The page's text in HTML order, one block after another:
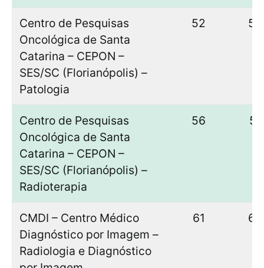
Centro de Pesquisas
Oncológica de Santa
Catarina – CEPON –
SES/SC (Florianópolis) –
Patologia
52 52
Centro de Pesquisas
Oncológica de Santa
Catarina – CEPON –
SES/SC (Florianópolis) –
Radioterapia
56 51
CMDI – Centro Médico
Diagnóstico por Imagem –
Radiologia e Diagnóstico
61 60